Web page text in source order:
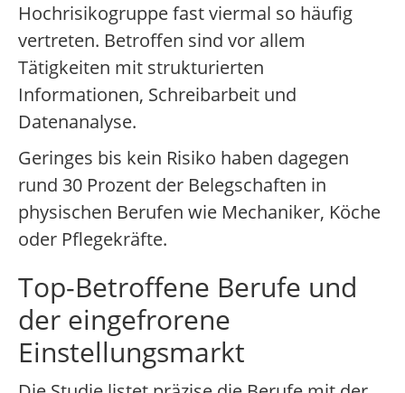
Hochrisikogruppe fast viermal so häufig
vertreten. Betroffen sind vor allem
Tätigkeiten mit strukturierten
Informationen, Schreibarbeit und
Datenanalyse.
Geringes bis kein Risiko haben dagegen
rund 30 Prozent der Belegschaften in
physischen Berufen wie Mechaniker, Köche
oder Pflegekräfte.
Top-Betroffene Berufe und
der eingefrorene
Einstellungsmarkt